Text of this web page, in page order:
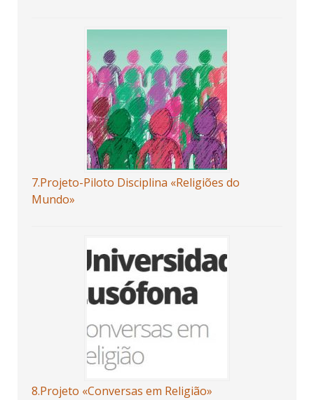
7.Projeto-Piloto Disciplina «Religiões do
Mundo»
8.Projeto «Conversas em Religião»